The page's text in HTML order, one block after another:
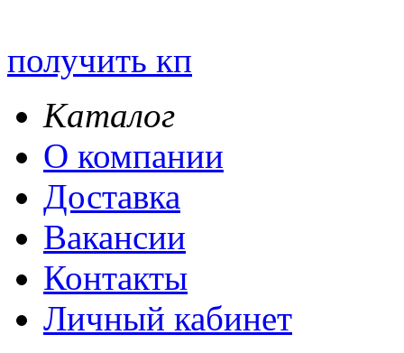
получить кп
Каталог
О компании
Доставка
Вакансии
Контакты
Личный кабинет